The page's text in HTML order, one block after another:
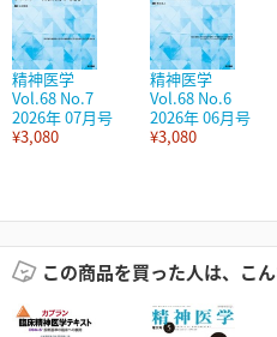
精神医学
Vol.68 No.7
2026年 07月号
¥3,080
精神医学
Vol.68 No.6
2026年 06月号
¥3,080
この商品を買った人は、こ